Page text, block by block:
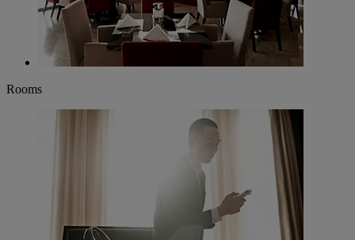
Rooms